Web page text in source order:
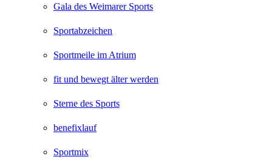
Gala des Weimarer Sports
Sportabzeichen
Sportmeile im Atrium
fit und bewegt älter werden
Sterne des Sports
benefixlauf
Sportmix